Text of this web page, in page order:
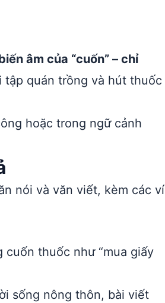
âm của “cuốn” – chỉ
tập quán trồng và hút thuốc
hoặc trong ngữ cảnh
nói và văn viết, kèm các ví
cuốn thuốc như “mua giấy
sống nông thôn, bài viết